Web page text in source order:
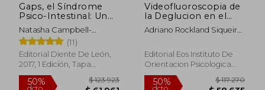
Gaps, el Síndrome
Psico-Intestinal: Un
Tratamiento Natural
Para el Autismo, la
Dispraxia, el Trastorno
por Déficit de
Atención con o sin. Y
(Salud y Plantas)
Natasha Campbell-
McBride
(11)
Editorial Diente De León,
2017, 1 Edición, Tapa
Blanda, Nuevo
Videofluoroscopia de
la Deglucion en el
Diagnostico
Funcional de la
Adriano Rockland Siqueira
Editorial Eos Instituto De
Orientacion Psicologica
Asociados, 2016, 1 Edición,
Tapa Blanda, Nuevo